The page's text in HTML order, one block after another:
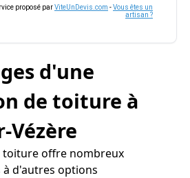
proposé parViteUnDevis.com -Vous êtes un
artisan ?
d'une
de toiture à
Vézère
toiture offre nombreux
d'autres options